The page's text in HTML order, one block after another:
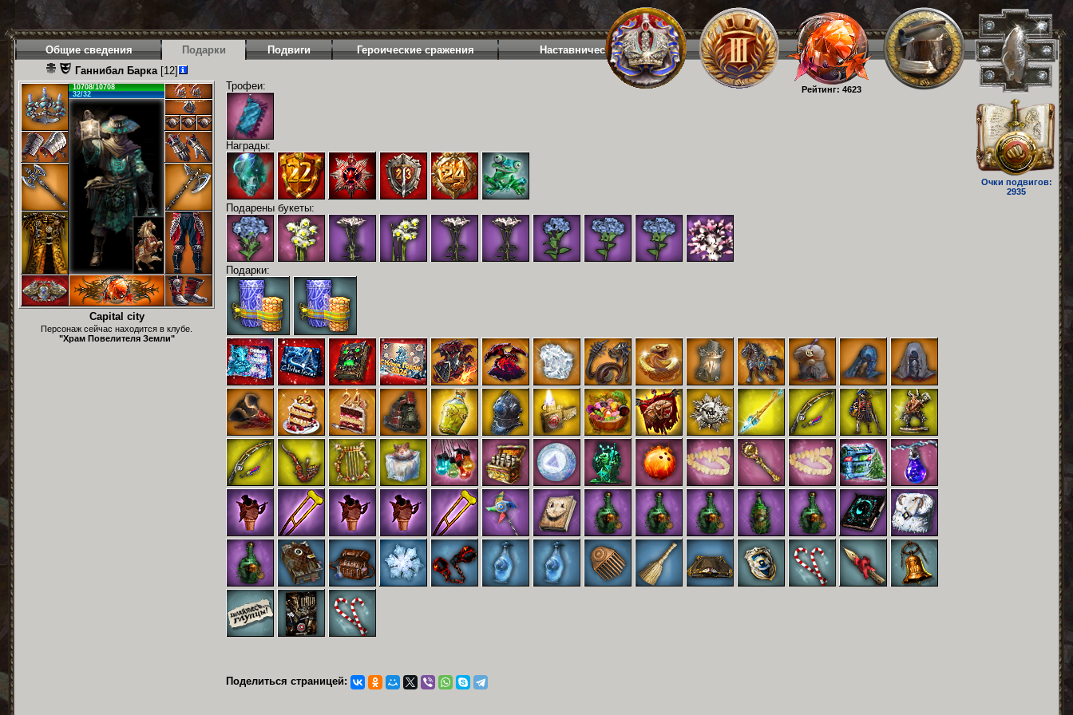
Рейтинг: 4623
Очки подвигов:
2935
Общие сведения Подарки Подвиги Героические сражения
Наставничество
Ганнибал Барка[12]
10708/10708
32/32
Capital city
Персонаж сейчас находится в клубе.
"Храм Повелителя Земли"
Трофеи:
Награды:
Подарены букеты:
Подарки:
Поделиться страницей: